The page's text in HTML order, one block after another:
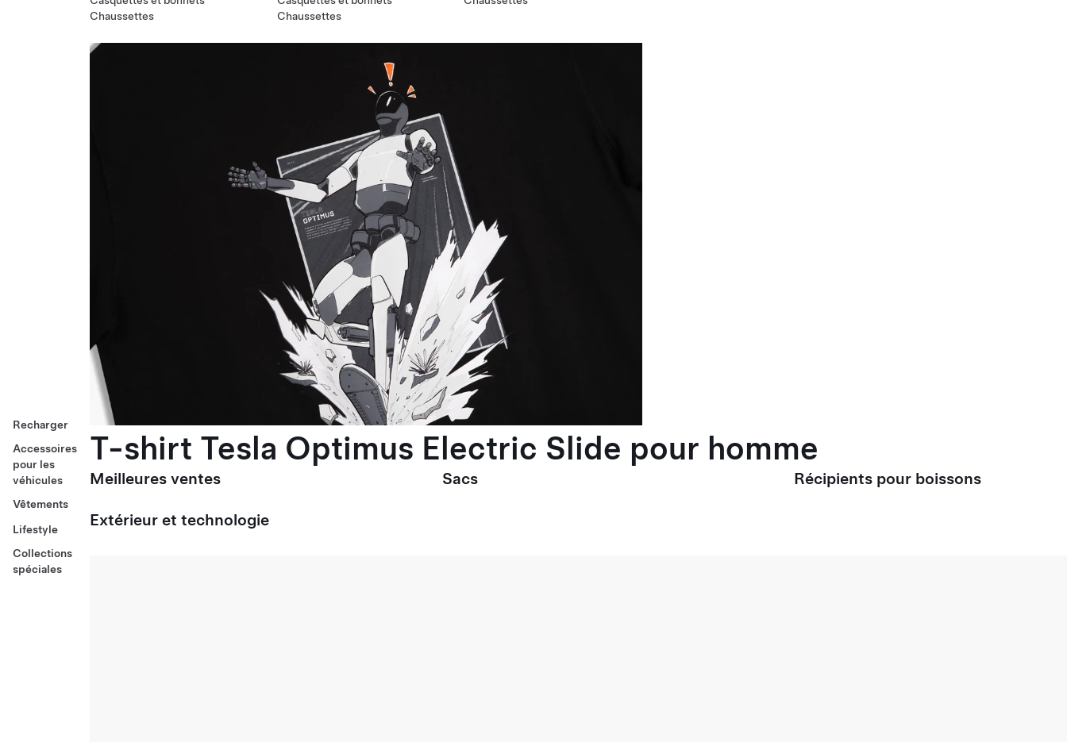
Recharger
Accessoires
pour les
véhicules
Vêtements
Lifestyle
Collections
spéciales
Chaussettes
Chaussettes
T-shirt Tesla Optimus Electric Slide pour homme
Meilleures ventes Sacs Récipients pour boissons
Extérieur et technologie